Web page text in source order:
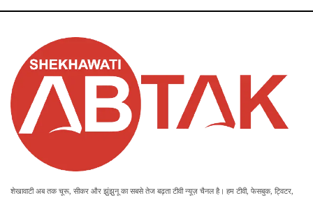
शेखावाटी अब तक चूरू, सीकर और झुंझुनू का सबसे तेज बढ़ता टीवी न्यूज़ चैनल है। हम टीवी, फेसबुक, ट्विटर,